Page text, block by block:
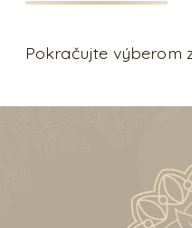
Pokračujte výberom